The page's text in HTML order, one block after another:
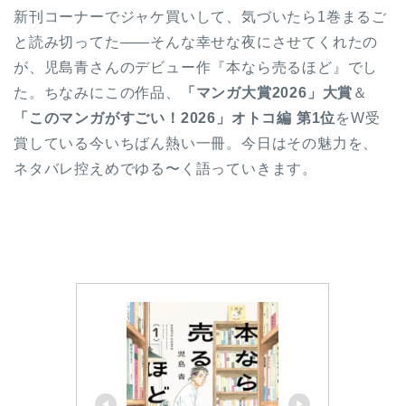
新刊コーナーでジャケ買いして、気づいたら1巻まるご
と読み切ってた——そんな幸せな夜にさせてくれたの
が、児島青さんのデビュー作『本なら売るほど』でし
た。ちなみにこの作品、
「マンガ大賞2026」大賞 ＆
「このマンガがすごい！2026」オトコ編 第1位をW受
賞している今いちばん熱い一冊。今日はその魅力を、
ネタバレ控えめでゆる〜く語っていきます。